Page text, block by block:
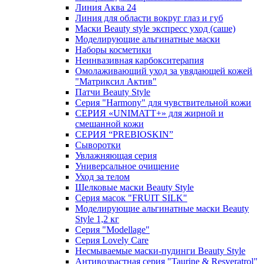
Линия Аква 24
Линия для области вокруг глаз и губ
Маски Beauty style экспресс уход (саше)
Моделирующие альгинатные маски
Наборы косметики
Неинвазивная карбокситерапия
Омолаживающий уход за увядающей кожей
"Матриксил Актив"
Патчи Beauty Style
Серия "Harmony" для чувствительной кожи
СЕРИЯ «UNIMATT+» для жирной и
смешанной кожи
СЕРИЯ “PREBIOSKIN”
Сыворотки
Увлажняющая серия
Универсальное очищение
Уход за телом
Шелковые маски Beauty Style
Серия масок "FRUIT SILK"
Моделирующие альгинатные маски Beauty
Style 1,2 кг
Серия "Modellage"
Cерия Lovely Care
Несмываемые маски-пудинги Beauty Style
Антивозрастная серия "Taurine & Resveratrol"